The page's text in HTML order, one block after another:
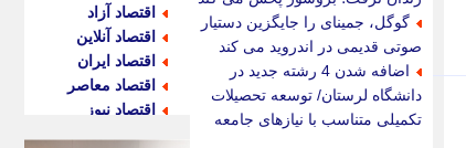
گوگل، جمینای را جایگزین دستیار
صوتی قدیمی در اندروید می کند
اضافه شدن 4 رشته جدید در
دانشگاه لرستان/ توسعه تحصیلات
تکمیلی متناسب با نیازهای جامعه
اقتصاد آزاد
اقتصاد آنلاین
اقتصاد ایران
اقتصاد معاصر
اقتصاد نیوز